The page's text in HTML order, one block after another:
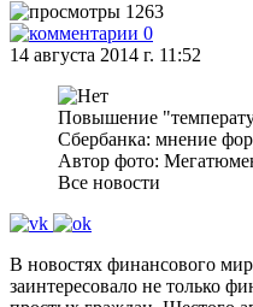
1263
0
14 августа 2014 г. 11:52
Повышение
Сбербанка: мнение
Автор фото:
Все новости
В новостях финансового
заинтересовало не только